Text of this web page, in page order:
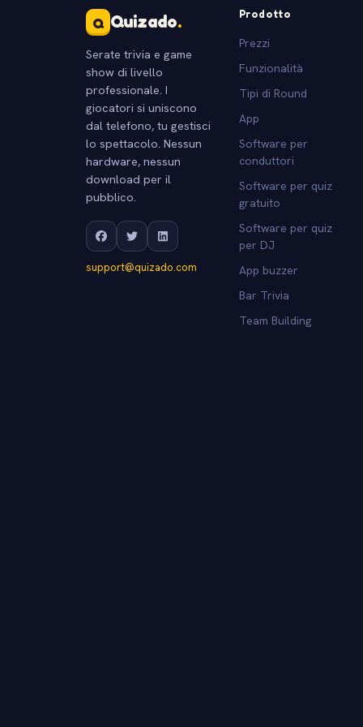
Q Quizado.
Serate trivia e game
show di livello
professionale. I
giocatori si uniscono
dal telefono, tu gestisci
lo spettacolo. Nessun
hardware, nessun
download per il
pubblico.
support@quizado.com
Prodotto
Prezzi
Funzionalità
Tipi di Round
App
Software per
conduttori
Software per quiz
gratuito
Software per quiz
per DJ
App buzzer
Bar Trivia
Team Building